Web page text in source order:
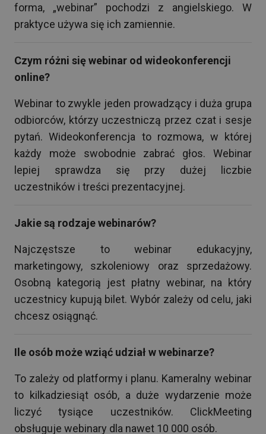
forma, „webinar” pochodzi z angielskiego. W
praktyce używa się ich zamiennie.
Czym różni się webinar od wideokonferencji
online?
Webinar to zwykle jeden prowadzący i duża grupa
odbiorców, którzy uczestniczą przez czat i sesje
pytań. Wideokonferencja to rozmowa, w której
każdy może swobodnie zabrać głos. Webinar
lepiej sprawdza się przy dużej liczbie
uczestników i treści prezentacyjnej.
Jakie są rodzaje webinarów?
Najczęstsze to webinar edukacyjny,
marketingowy, szkoleniowy oraz sprzedażowy.
Osobną kategorią jest płatny webinar, na który
uczestnicy kupują bilet. Wybór zależy od celu, jaki
chcesz osiągnąć.
Ile osób może wziąć udział w webinarze?
To zależy od platformy i planu. Kameralny webinar
to kilkadziesiąt osób, a duże wydarzenie może
liczyć tysiące uczestników. ClickMeeting
obsługuje webinary dla nawet 10 000 osób.